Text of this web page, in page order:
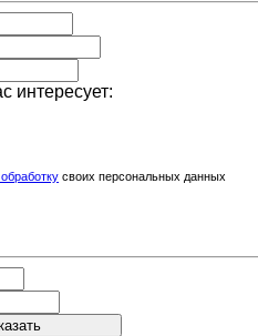
интересует:
своих персональных данных